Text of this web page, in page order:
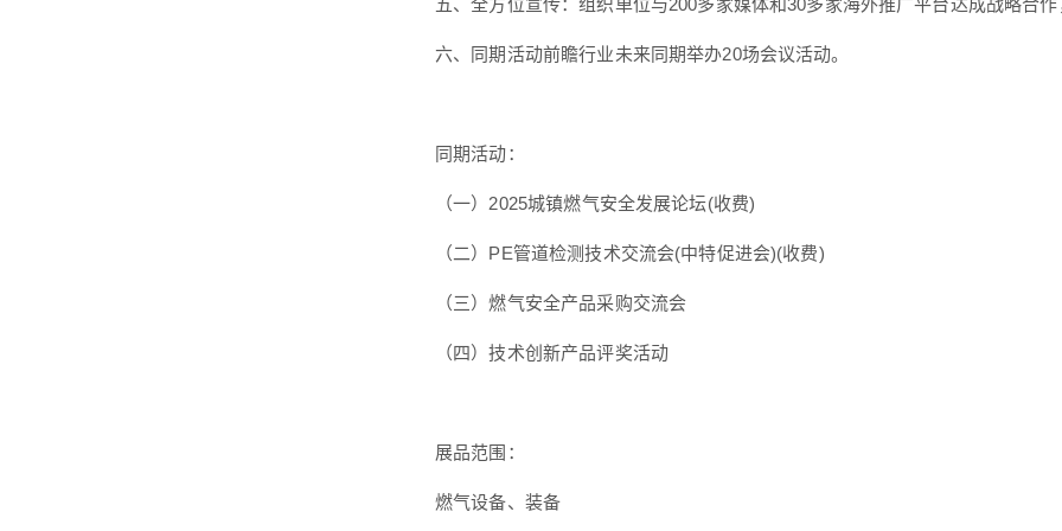
五、全方位宣传：组织单位与200多家媒体和30多家海外推广平台达成战略合作
六、同期活动前瞻行业未来同期举办20场会议活动。
同期活动：
（一）2025城镇燃气安全发展论坛(收费)
（二）PE管道检测技术交流会(中特促进会)(收费)
（三）燃气安全产品采购交流会
（四）技术创新产品评奖活动
展品范围：
燃气设备、装备